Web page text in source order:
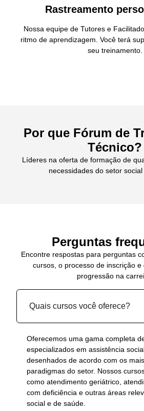
Rastreamento
Nossa equipe de Tutores e
ritmo de aprendizagem. Você terá
seu treinamento.
Por que Fórum de
Técnico?
Líderes na oferta de formação de
necessidades do setor
Perguntas
Encontre respostas para perguntas
cursos, o processo de inscrição
progressão na
Quais cursos você oferece?
Oferecemos uma gama completa
especializados em assistência
desenhados de acordo com os
paradigmas do setor. Nossos
como atendimento geriátrico,
com deficiência e outras áreas
social e de saúde.